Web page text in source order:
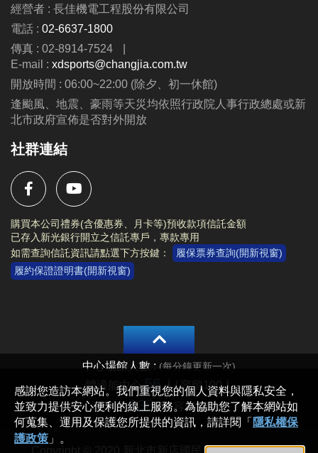
經營者 : 長佳機電工程股份有限公司
電話 : 02-6637-1800
傳真 : 02-8914-7524
|
E-mail : xdsports@changjia.com.tw
開放時間 : 06:00~22:00 (除夕、初一休館)
逢颱風、地震、豪雨等天災均依照行政院人事行政總處或新
北市政府宣佈是否對外開放
社群連結
購買本公司禮券(含優惠券、月卡等)預收款項信託金額
已存入新光銀行開立之信託專戶，專款專用
如需查詢信託資訊請點選下方按鍵：
履保票券查詢(開新視窗)
履約保證證明書(開新視窗)
Copyright © 2020 新北市新店國民運動中心 All rights